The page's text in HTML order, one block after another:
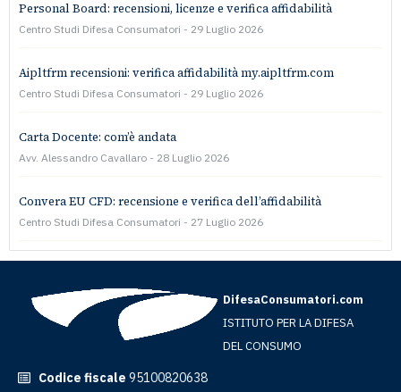
Personal Board: recensioni, licenze e verifica affidabilità
Centro Studi Difesa Consumatori 29 Luglio 2026
Aipltfrm recensioni: verifica affidabilità my.aipltfrm.com
Centro Studi Difesa Consumatori 29 Luglio 2026
Carta Docente: com’è andata
Avv. Alessandro Cavallaro 28 Luglio 2026
Convera EU CFD: recensione e verifica dell’affidabilità
Centro Studi Difesa Consumatori 27 Luglio 2026
DifesaConsumatori.com
ISTITUTO PER LA DIFESA
DEL CONSUMO
Codice fiscale 95100820638